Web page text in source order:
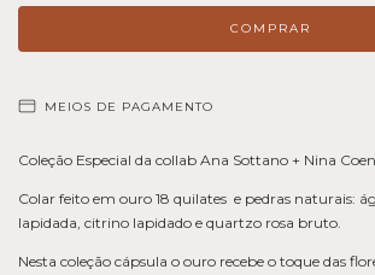
MEIOS DE PAGAMENTO
Coleção Especial da collab Ana Sottano + Nina Coen
Colar feito em ouro 18 quilates e pedras naturais:
lapidada, citrino lapidado e quartzo rosa bruto.
Nesta coleção cápsula o ouro recebe o toque das